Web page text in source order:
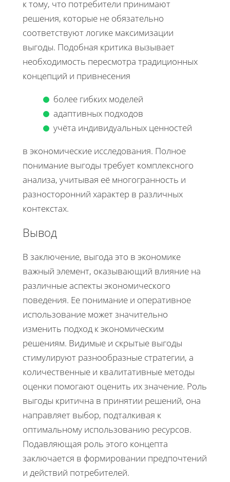
к тому, что потребители принимают
решения, которые не обязательно
соответствуют логике максимизации
выгоды. Подобная критика вызывает
необходимость пересмотра традиционных
концепций и привнесения
более гибких моделей
адаптивных подходов
учёта индивидуальных ценностей
в экономические исследования. Полное
понимание выгоды требует комплексного
анализа, учитывая её многогранность и
разносторонний характер в различных
контекстах.
Вывод
В заключение, выгода это в экономике
важный элемент, оказывающий влияние на
различные аспекты экономического
поведения. Ее понимание и оперативное
использование может значительно
изменить подход к экономическим
решениям. Видимые и скрытые выгоды
стимулируют разнообразные стратегии, а
количественные и квалитативные методы
оценки помогают оценить их значение. Роль
выгоды критична в принятии решений, она
направляет выбор, подталкивая к
оптимальному использованию ресурсов.
Подавляющая роль этого концепта
заключается в формировании предпочтений
и действий потребителей.